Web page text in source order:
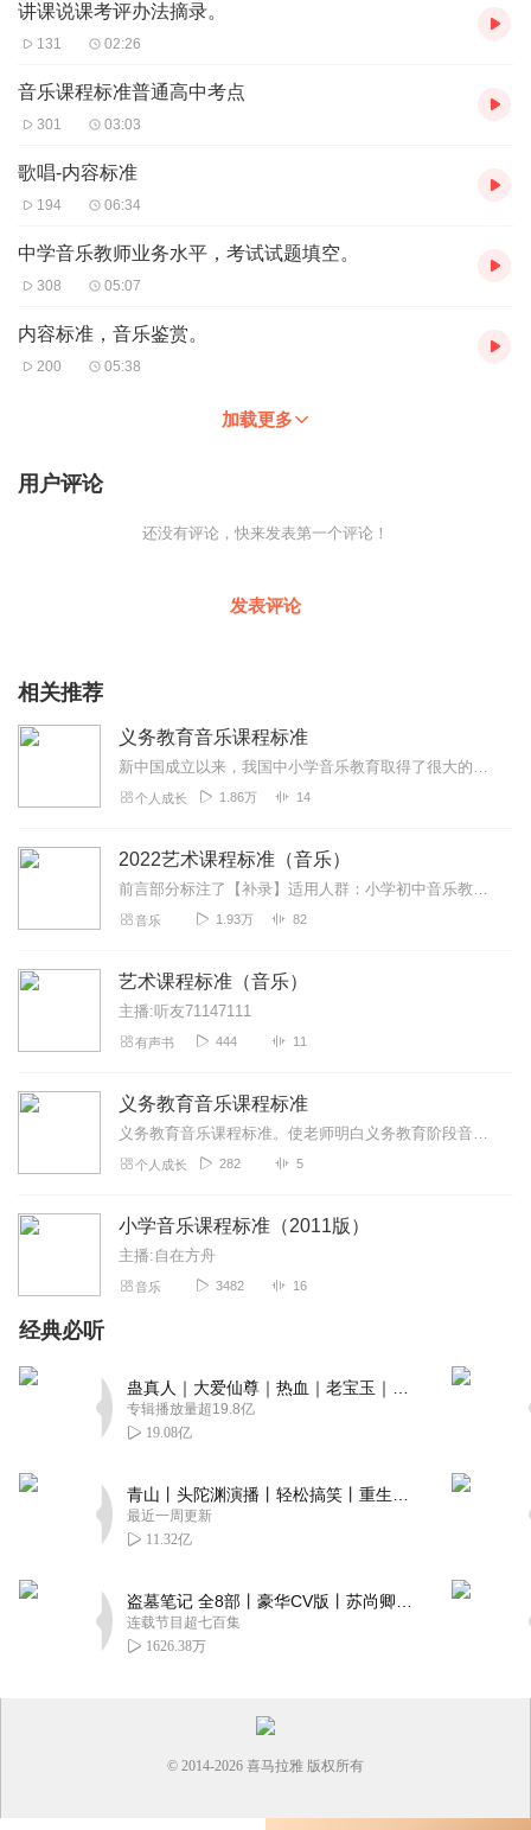
讲课说课考评办法摘录。
131 02:26
音乐课程标准普通高中考点
301 03:03
歌唱-内容标准
194 06:34
中学音乐教师业务水平，考试试题填空。
308 05:07
内容标准，音乐鉴赏。
200 05:38
加载更多
用户评论
还没有评论，快来发表第一个评论！
发表评论
相关推荐
义务教育音乐课程标准
新中国成立以来，我国中小学音乐教育取得了很大的成绩。特别是美育被列入国家教育方针之后，音乐教育事业获得迅速发展。在深化教育改革、全面推进素质教育、努力促进教育公...
个人成长 1.86万 14
2022艺术课程标准（音乐）
前言部分标注了【补录】适用人群：小学初中音乐教师资格证备考以及教师编制备考音乐学科的伙伴
音乐 1.93万 82
艺术课程标准（音乐）
主播:听友71147111
有声书 444 11
义务教育音乐课程标准
义务教育音乐课程标准。使老师明白义务教育阶段音乐课程的目标‘总目标及学段目标）每个年级的具体课程内容及实施建议，（教学建议，评价建议，教材编写建议，课程资源开发...
个人成长 282 5
小学音乐课程标准（2011版）
主播:自在方舟
音乐 3482 16
经典必听
专辑播放量超19.8亿
19.08亿
最近一周更新
11.32亿
连载节目超七百集
1626.38万
© 2014-2026 喜马拉雅 版权所有